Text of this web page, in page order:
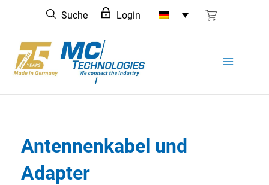
springen
Suche Login
Antennenkabel und
Adapter